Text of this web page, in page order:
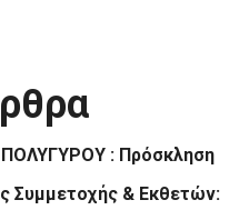
: Πρόσκληση
Συμμετοχής & Εκθετών: